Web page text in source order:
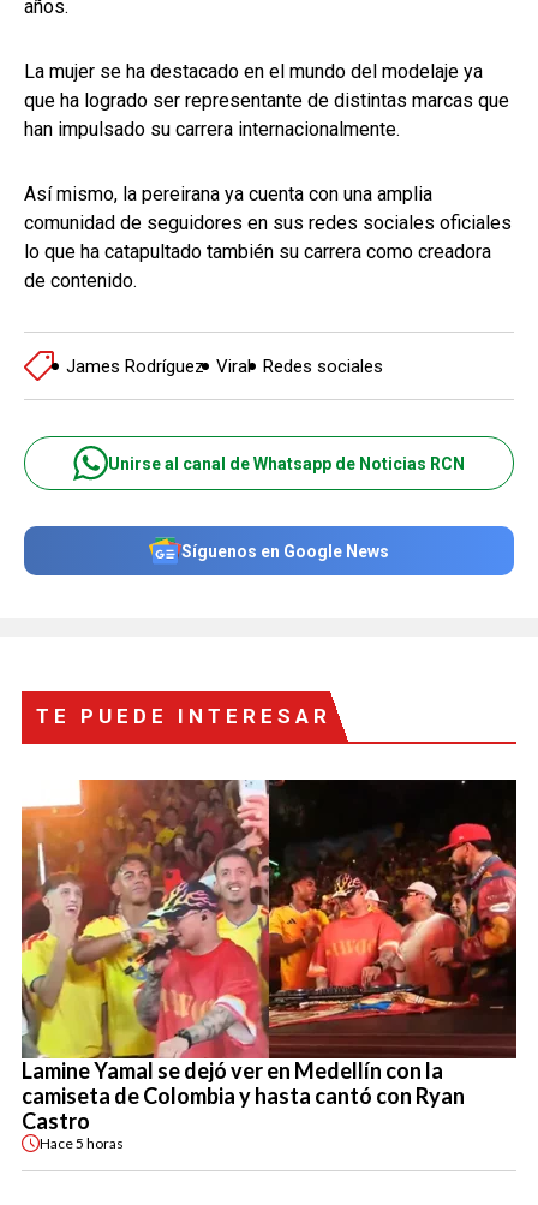
años.
La mujer se ha destacado en el mundo del modelaje ya
que ha logrado ser representante de distintas marcas que
han impulsado su carrera internacionalmente.
Así mismo, la pereirana ya cuenta con una amplia
comunidad de seguidores en sus redes sociales oficiales
lo que ha catapultado también su carrera como creadora
de contenido.
James Rodríguez Viral Redes sociales
Unirse al canal de Whatsapp de Noticias RCN
Síguenos en Google News
TE PUEDE INTERESAR
Lamine Yamal se dejó ver en Medellín con la
camiseta de Colombia y hasta cantó con Ryan
Castro
Hace5 horas